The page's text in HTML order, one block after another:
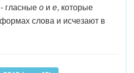
- гласныео и е, которые
слова и исчезают в